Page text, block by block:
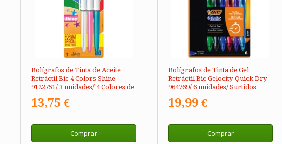
Bolígrafos de Tinta de Aceite
Retráctil Bic 4 Colors Shine
9122751/ 3 unidades/ 4 Colores de
13,75 €
Comprar
Bolígrafos de Tinta de Gel
Retráctil Bic Gelocity Quick Dry
964769/ 6 unidades/ Surtidos
19,99 €
Comprar